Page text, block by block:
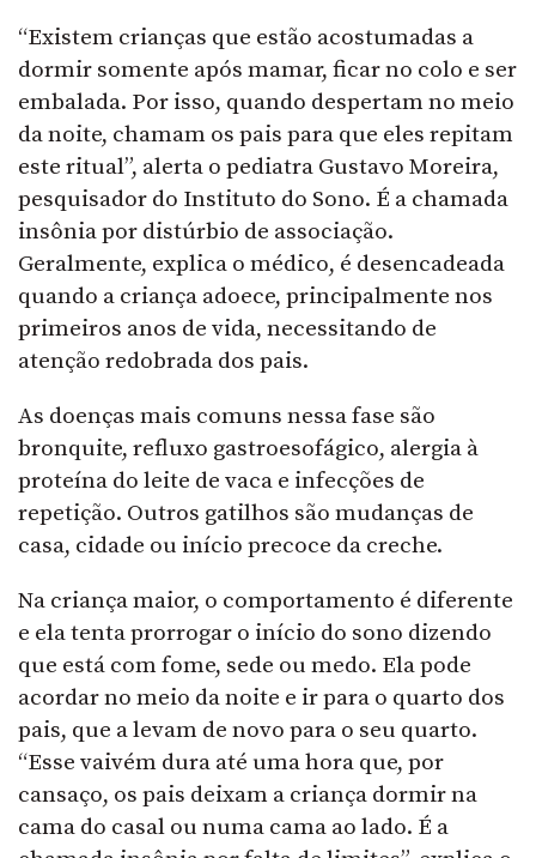
“Existem crianças que estão acostumadas a
dormir somente após mamar, ficar no colo e ser
embalada. Por isso, quando despertam no meio
da noite, chamam os pais para que eles repitam
este ritual”, alerta o pediatra Gustavo Moreira,
pesquisador do Instituto do Sono. É a chamada
insônia por distúrbio de associação.
Geralmente, explica o médico, é desencadeada
quando a criança adoece, principalmente nos
primeiros anos de vida, necessitando de
atenção redobrada dos pais.
As doenças mais comuns nessa fase são
bronquite, refluxo gastroesofágico, alergia à
proteína do leite de vaca e infecções de
repetição. Outros gatilhos são mudanças de
casa, cidade ou início precoce da creche.
Na criança maior, o comportamento é diferente
e ela tenta prorrogar o início do sono dizendo
que está com fome, sede ou medo. Ela pode
acordar no meio da noite e ir para o quarto dos
pais, que a levam de novo para o seu quarto.
“Esse vaivém dura até uma hora que, por
cansaço, os pais deixam a criança dormir na
cama do casal ou numa cama ao lado. É a